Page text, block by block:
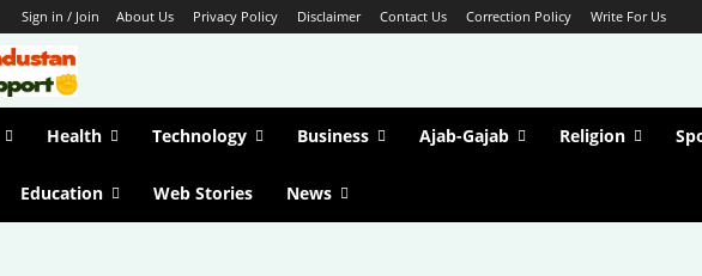
Sign in / Join About Us Privacy Policy Disclaimer Contact Us Correction Policy Write For Us
Health Technology Business Ajab-Gajab Religion
Education Web Stories News